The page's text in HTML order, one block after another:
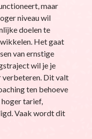
maar
niveau wil
doelen te
Het gaat
van ernstige
wil je je
verbeteren. Dit valt
ten behoeve
hoger tarief,
Vaak wordt dit